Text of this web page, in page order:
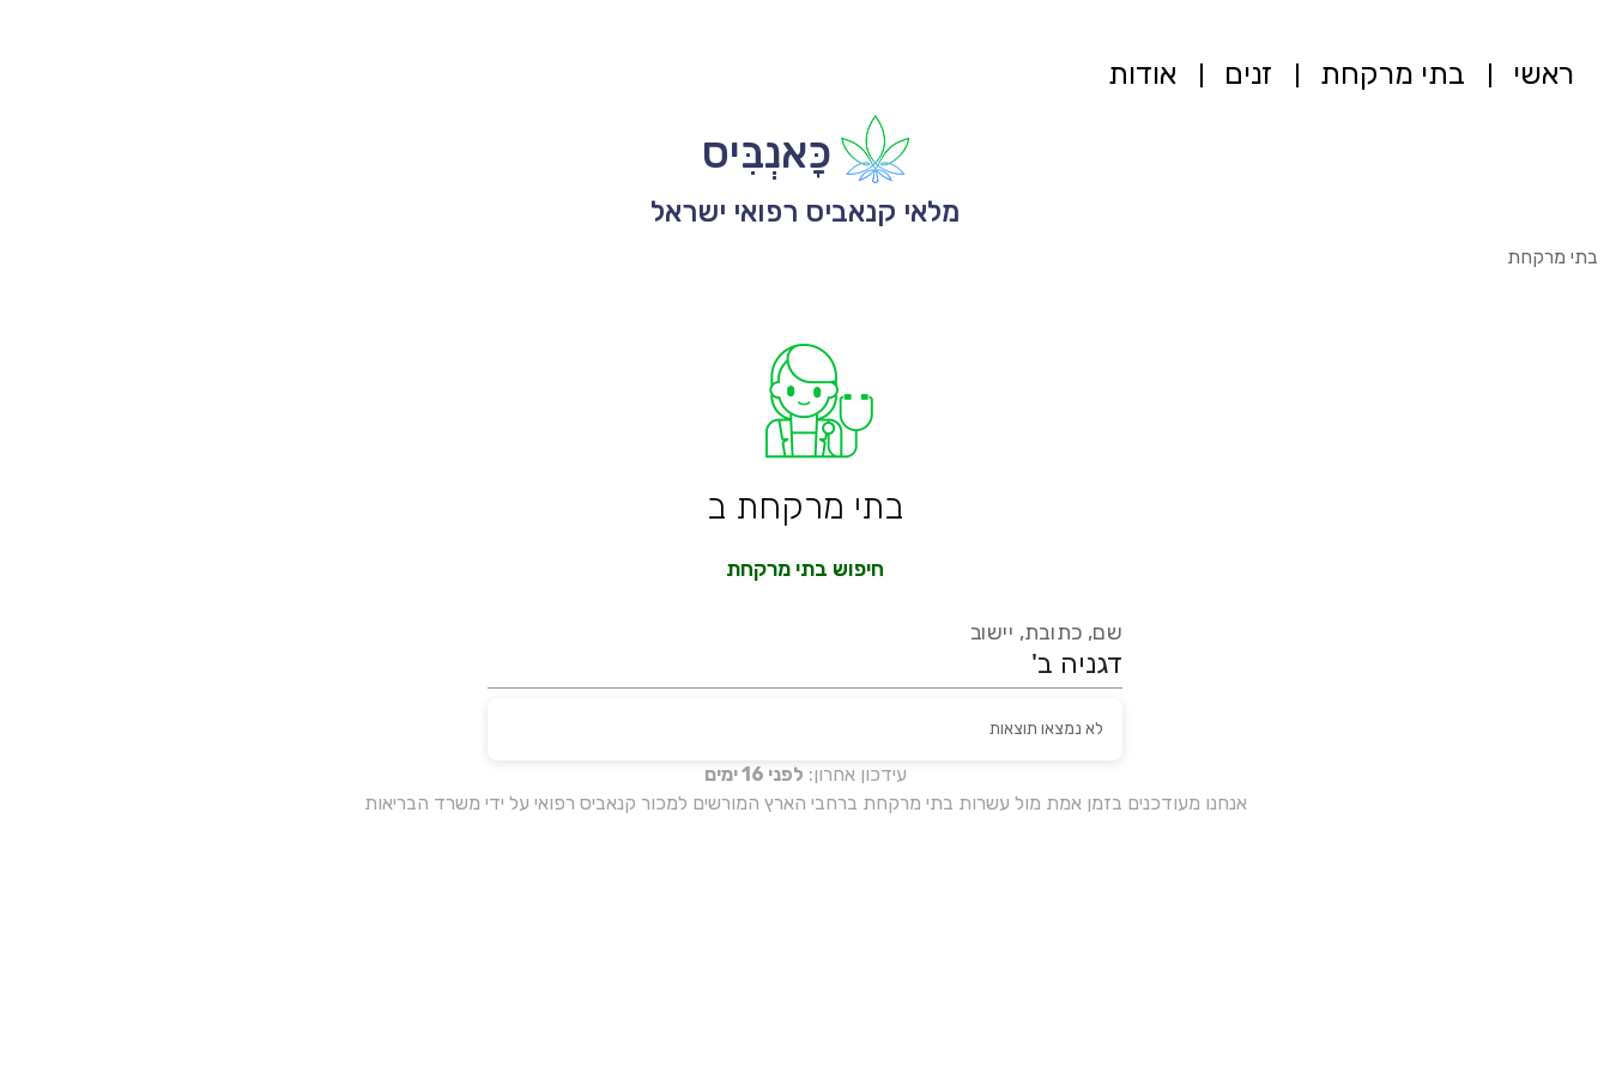
ראשי בתי מרקחת זנים אודות
כָּאנְבִּיס
מלאי קנאביס רפואי ישראל
בתי מרקחת
בתי מרקחת ב
חיפוש בתי מרקחת
שם, כתובת, יישוב
עידכון אחרון: לפני 16 ימים
אנחנו מעודכנים בזמן אמת מול עשרות בתי מרקחת ברחבי הארץ המורשים למכור קנאביס רפואי על ידי משרד הבריאות
לא נמצאו תוצאות